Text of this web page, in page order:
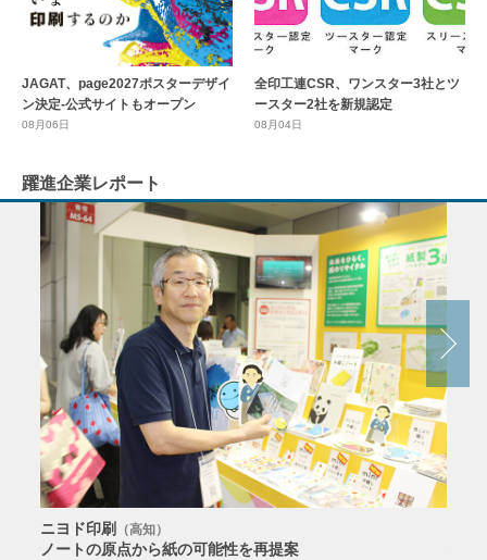
JAGAT、page2027ポスターデザイ
ン決定-公式サイトもオープン
08月06日
全印工連CSR、ワンスター3社とツ
ースター2社を新規認定
08月04日
躍進企業レポート
ニヨド印刷 （高知）
ノートの原点から紙の可能性を再提案